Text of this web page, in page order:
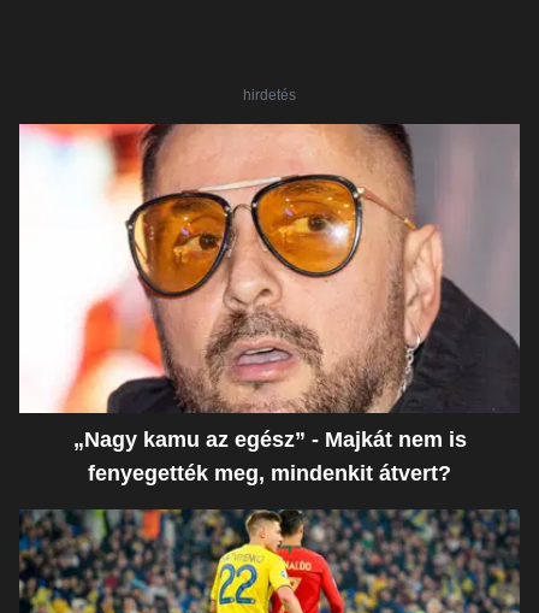
hirdetés
„Nagy kamu az egész” - Majkát nem is
fenyegették meg, mindenkit átvert?